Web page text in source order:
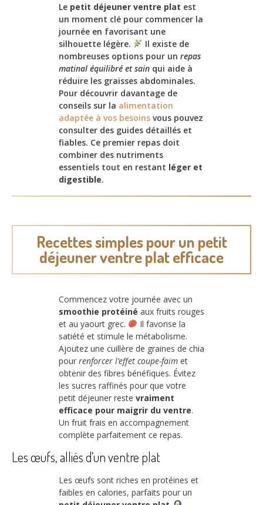
Le petit déjeuner ventre plat est
un moment clé pour commencer la
journée en favorisant une
silhouette légère.
Il existe de
nombreuses options pour un repas
matinal équilibré et sain qui aide à
réduire les graisses abdominales.
Pour découvrir davantage de
conseils sur la alimentation
adaptée à vos besoins vous pouvez
consulter des guides détaillés et
fiables. Ce premier repas doit
combiner des nutriments
essentiels tout en restant léger et
digestible.
Recettes simples pour un petit
déjeuner ventre plat efficace
Commencez votre journée avec un
smoothie protéiné aux fruits rouges
et au yaourt grec.
Il favorise la
satiété et stimule le métabolisme.
Ajoutez une cuillère de graines de chia
pour renforcer l’effet coupe-faim et
obtenir des fibres bénéfiques. Évitez
les sucres raffinés pour que votre
petit déjeuner reste vraiment
efficace pour maigrir du ventre.
Un fruit frais en accompagnement
complète parfaitement ce repas.
Les œufs, alliés d’un ventre plat
Les œufs sont riches en protéines et
faibles en calories, parfaits pour un